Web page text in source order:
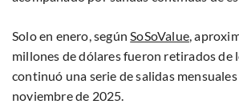
Solo en enero, según SoSoValue ,
millones de dólares fueron retirados de
continuó una serie de salidas
noviembre de 2025.